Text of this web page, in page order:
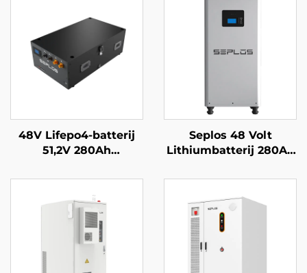
48V Lifepo4-batterij
51,2V 280Ah
batterijbackupsysteem
14kWh zonne- Seplos-
batterij
Seplos 48 Volt
Lithiumbatterij 280Ah
Batterijopslagsysteem
51,2V 14kWh Lithium
Lifepo4-batterij